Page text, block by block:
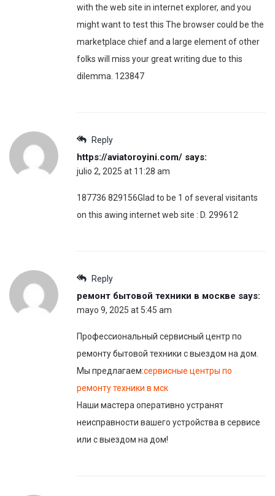
with the web site in internet explorer, and you
might want to test this The browser could be the
marketplace chief and a large element of other
folks will miss your great writing due to this
dilemma. 123847
Reply
https://aviatoroyini.com/ says:
julio 2, 2025 at 11:28 am
187736 829156Glad to be 1 of several visitants
on this awing internet web site : D. 299612
Reply
ремонт бытовой техники в москве says:
mayo 9, 2025 at 5:45 am
Профессиональный сервисный центр по
ремонту бытовой техники с выездом на дом.
Мы предлагаем:сервисные центры по
ремонту техники в мск
Наши мастера оперативно устранят
неисправности вашего устройства в сервисе
или с выездом на дом!